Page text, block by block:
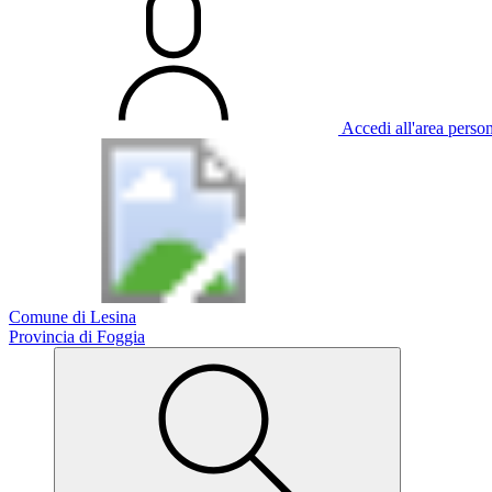
Accedi all'area
Comune di Lesina
Provincia di Foggia